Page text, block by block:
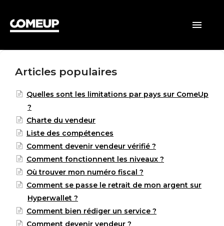
Toggle
VENDEURS
GÉNÉRAL
Articles populaires
Quelles sont les limitations par pays sur ComeUp
?
Charte du vendeur
Liste des compétences
Comment devenir vendeur vérifié ?
Comment fonctionnent les niveaux ?
Où trouver mon numéro fiscal ?
Comment se passe le retrait de mon argent sur
Hyperwallet ?
Comment bien rédiger un service ?
Comment devenir vendeur ?